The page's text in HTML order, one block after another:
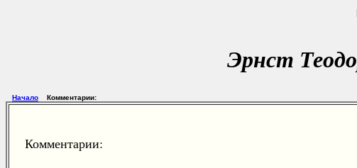
Эрнст
Начало Комментарии:
Комментарии: